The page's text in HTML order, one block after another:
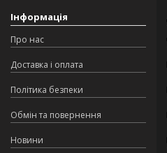
Інформація
Про нас
Доставка і оплата
Політика безпеки
Обмін та повернення
Новини